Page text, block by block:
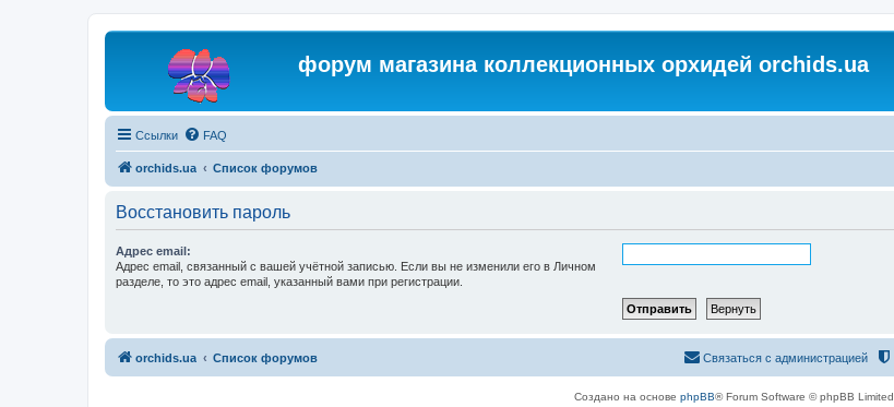
форум магазина коллекционных орхидей orchids.ua
Ссылки FAQ
orchids.ua Список форумов
Восстановить пароль
Адрес email:
Адрес email, связанный с вашей учётной записью. Если вы не изменили его в Личном
разделе, то это адрес email, указанный вами при регистрации.
orchids.ua Список форумов Связаться с администрацией
Создано на основе phpBB® Forum Software © phpBB Limited